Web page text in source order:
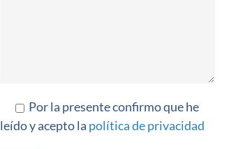
Por la presente confirmo que he
leído y acepto la política de privacidad